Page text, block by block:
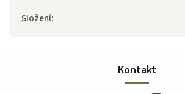
Složení:
Kontakt